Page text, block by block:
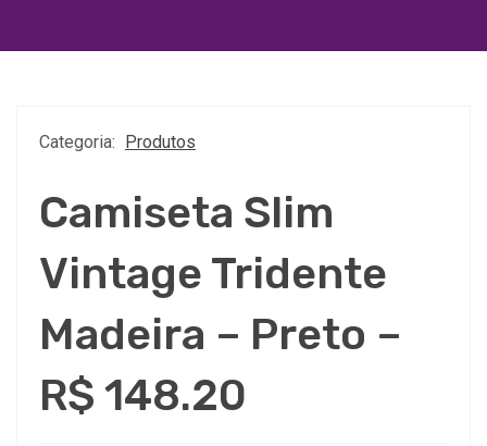
Categoria: Produtos
Camiseta Slim
Vintage Tridente
Madeira – Preto –
R$ 148.20